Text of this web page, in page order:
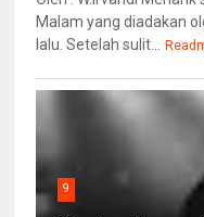
Malam yang diadakan
lalu. Setelah sulit...
9